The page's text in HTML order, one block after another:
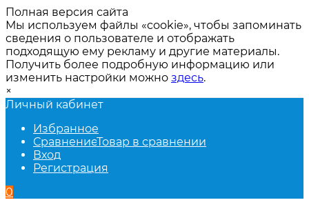
Полная версия сайта
Мы используем файлы «cookie», чтобы запоминать
сведения о пользователе и отображать
подходящую ему рекламу и другие материалы.
Получить более подробную информацию или
изменить настройки можно здесь.
×
Личный кабинет
Избранное
СравнениеТовар в сравнении
Вход
Регистрация
0